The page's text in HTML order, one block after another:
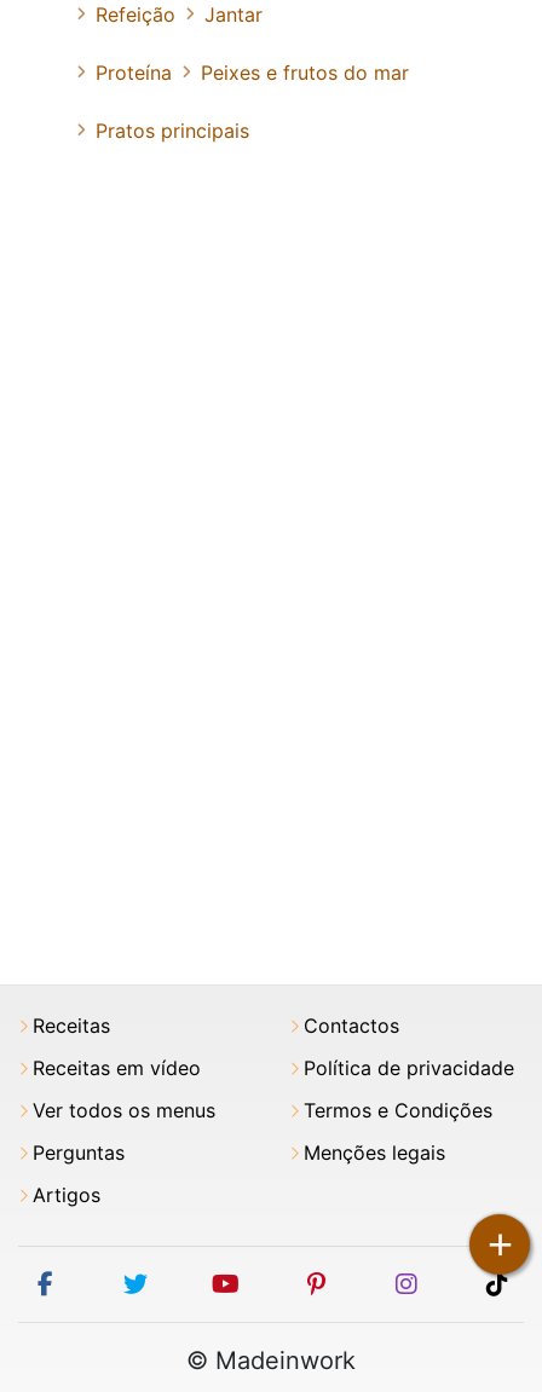
+
Refeição
Jantar
Proteína Peixes e frutos do mar
Pratos principais
Receitas
Receitas em vídeo
Ver todos os menus
Perguntas
Artigos
Contactos
Política de privacidade
Termos e Condições
Menções legais
facebooktwitter youtubepinterestinstagram
© Madeinwork